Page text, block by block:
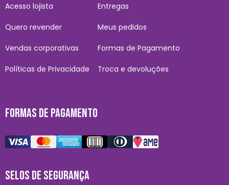
Acesso lojista
Quero revender
Vendas corporativas
Políticas de Privacidade
Entregas
Meus pedidos
Formas de Pagamento
Troca e devoluções
FORMAS DE PAGAMENTO
SELOS DE SEGURANÇA